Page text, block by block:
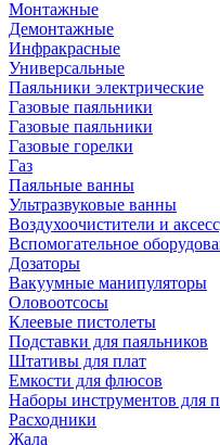
Монтажные
Демонтажные
Инфракрасные
Универсальные
Паяльники электрические
Газовые паяльники
Газовые паяльники
Газовые горелки
Газ
Паяльные ванны
Ультразвуковые ванны
Воздухоочистители и
Вспомогательное
Дозаторы
Вакуумные манипуляторы
Оловоотсосы
Клеевые пистолеты
Подставки для паяльников
Штативы для плат
Емкости для флюсов
Наборы инструментов для
Расходники
Жала